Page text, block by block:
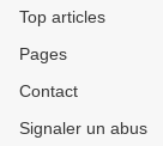
Top articles
Pages
Contact
Signaler un abus